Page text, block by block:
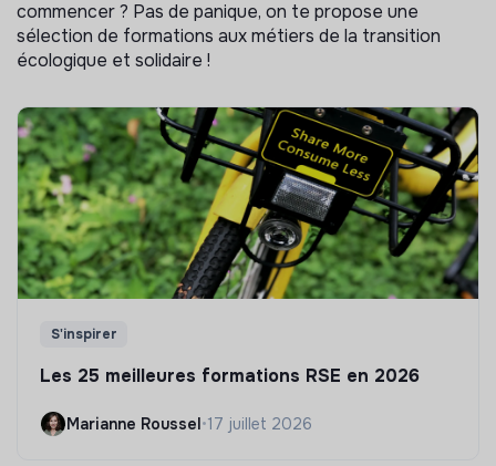
commencer ? Pas de panique, on te propose une
sélection de formations aux métiers de la transition
écologique et solidaire !
S'inspirer
Les 25 meilleures formations RSE en 2026
Marianne Roussel•17 juillet 2026